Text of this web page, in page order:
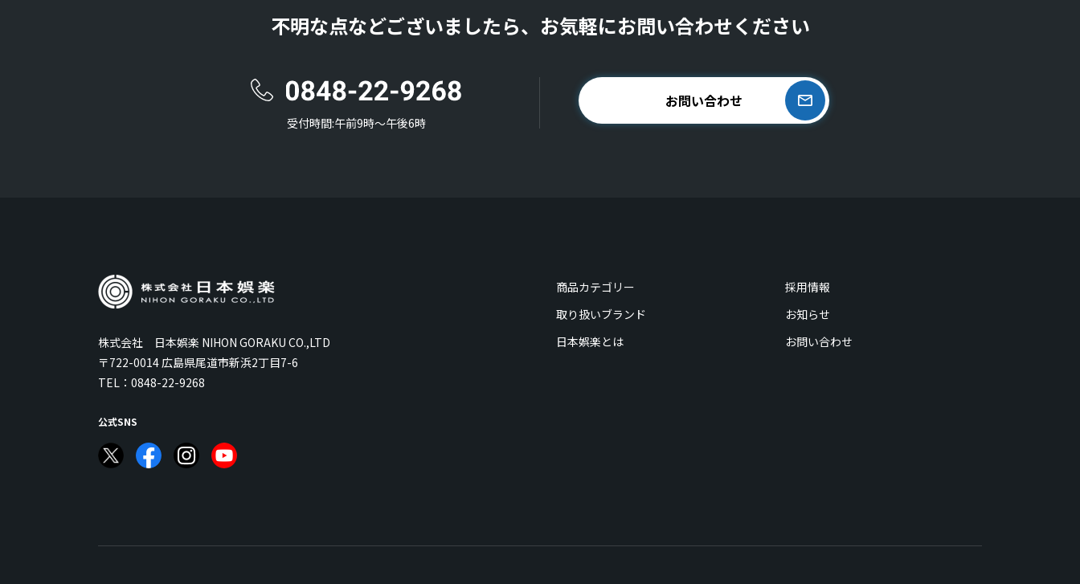
不明な点などございましたら、お気軽にお問い合わせください
受付時間:午前9時〜午後6時
お問い合わせ
株式会社 日本娯楽 NIHON GORAKU CO.,LTD
〒722-0014 広島県尾道市新浜2丁目7-6
TEL： 0848-22-9268
公式SNS
商品カテゴリー
採用情報
取り扱いブランド
お知らせ
日本娯楽とは
お問い合わせ